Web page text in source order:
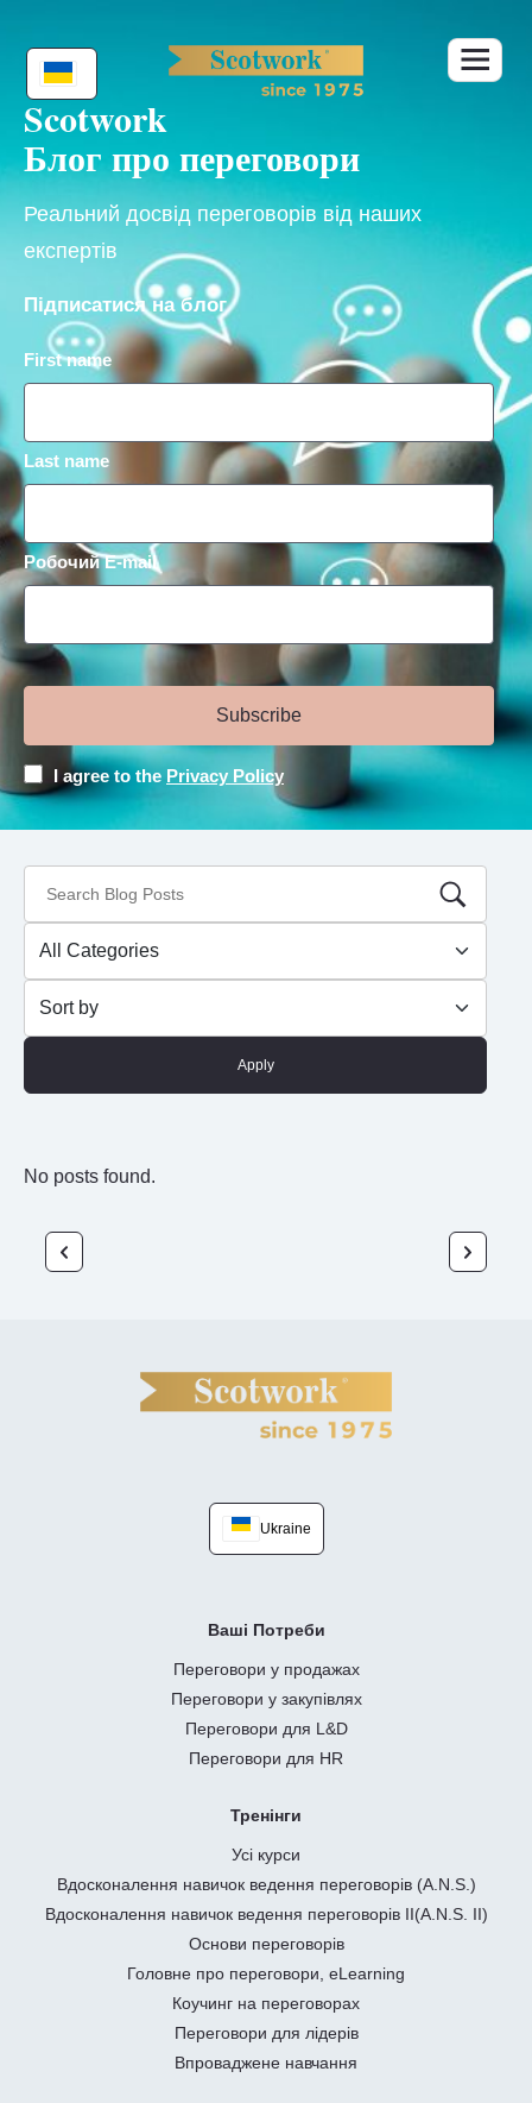
content
Scotwork
Блог про переговори
Реальний досвід переговорів від наших
експертів
Підписатися на блог
First name
Last name
Робочий E-mail
Subscribe
I agree to the Privacy Policy
Apply
No posts found.
Ukraine
Ваші Потреби
Переговори у продажах
Переговори у закупівлях
Переговори для L&D
Переговори для HR
Тренінги
Усі курси
Вдосконалення навичок ведення переговорів (A.N.S.)
Вдосконалення навичок ведення переговорів II(A.N.S. II)
Основи переговорів
Головне про переговори, eLearning
Коучинг на переговорах
Переговори для лідерів
Впроваджене навчання